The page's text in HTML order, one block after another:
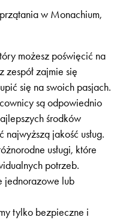
w Monachium,
możesz poświęcić na
zespół zajmie się
się na swoich pasjach.
są odpowiednio
środków
jakość usług.
usługi, które
potrzeb.
jednorazowe lub
tylko bezpieczne i